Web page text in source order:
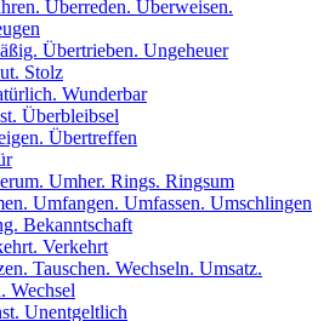
Überreden. Überweisen.
Übertrieben. Ungeheuer
Stolz
Wunderbar
Überbleibsel
Übertreffen
Umher. Rings. Ringsum
Umfangen. Umfassen. Umschlingen
Bekanntschaft
Verkehrt
Tauschen. Wechseln. Umsatz.
Wechsel
Unentgeltlich